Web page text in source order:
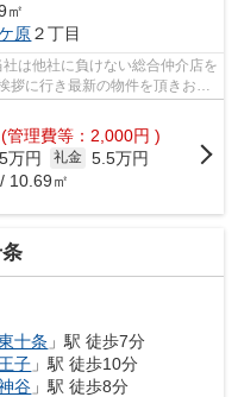
㎡
原２丁目
は他社に負けない総合仲介店を
拶に行き最新の物件を頂きお客
(管理費等：2,000円 )
万円 礼金 5.5万円
10.69㎡
十条 」駅 徒歩7分
王子 」駅 徒歩10分
谷 」駅 徒歩8分